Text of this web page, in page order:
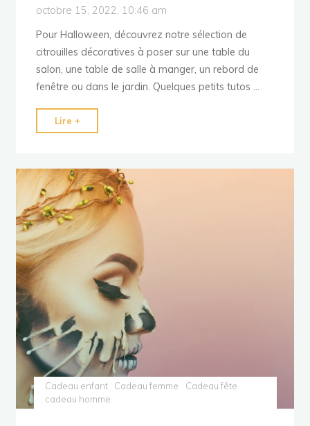
octobre 15, 2022, 10:46 am
Pour Halloween, découvrez notre sélection de
citrouilles décoratives à poser sur une table du
salon, une table de salle à manger, un rebord de
fenêtre ou dans le jardin. Quelques petits tutos …
Lire +
plus
citrouilles
décoratives
pour
Halloween"
Cadeau enfant Cadeau femme
Cadeau fête
cadeau homme